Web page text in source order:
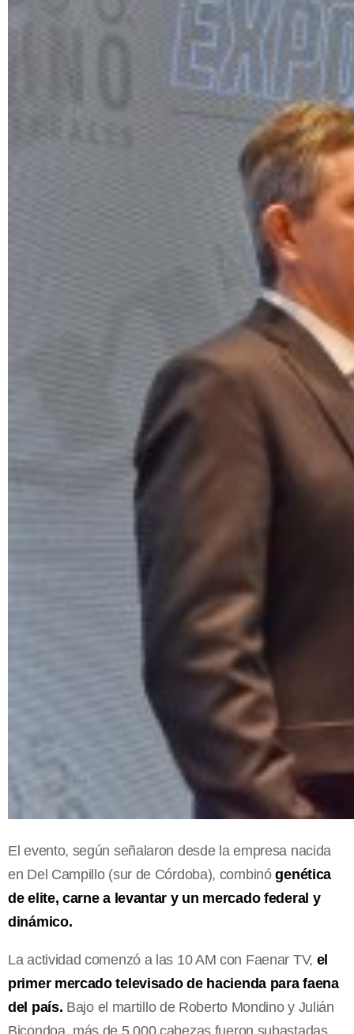
El evento, según señalaron desde la empresa nacida
en Del Campillo (sur de Córdoba), combinógenética
de elite, carne a levantar y un mercado federal y
dinámico.
La actividad comenzó a las 10 AM con Faenar TV, el
primer mercado televisado de hacienda para faena
del país. Bajo el martillo de Roberto Mondino y Julián